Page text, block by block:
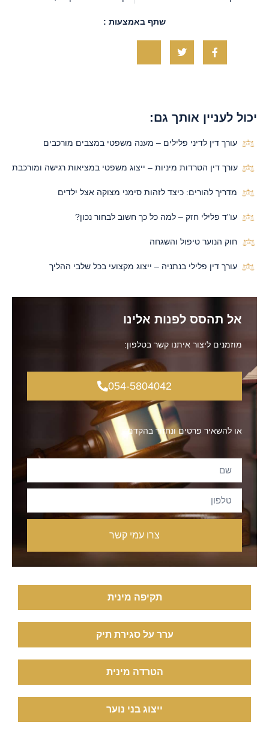
שתף באמצעות :
יכול לעניין אותך גם:
עורך דין לדיני פלילים – מענה משפטי במצבים מורכבים
עורך דין הטרדות מיניות – ייצוג משפטי במציאות רגישה ומורכבת
מדריך להורים: כיצד לזהות סימני מצוקה אצל ילדים
עו"ד פלילי חזק – למה כל כך חשוב לבחור נכון?
חוק הנוער טיפול והשגחה
עורך דין פלילי בנתניה – ייצוג מקצועי בכל שלבי ההליך
אל תהסס לפנות אלינו
מוזמנים ליצור איתנו קשר בטלפון:
054-5804042
או להשאיר פרטים ונחזור בהקדם:
צרו עמי קשר
תקיפה מינית
ערר על סגירת תיק
הטרדה מינית
ייצוג בני נוער